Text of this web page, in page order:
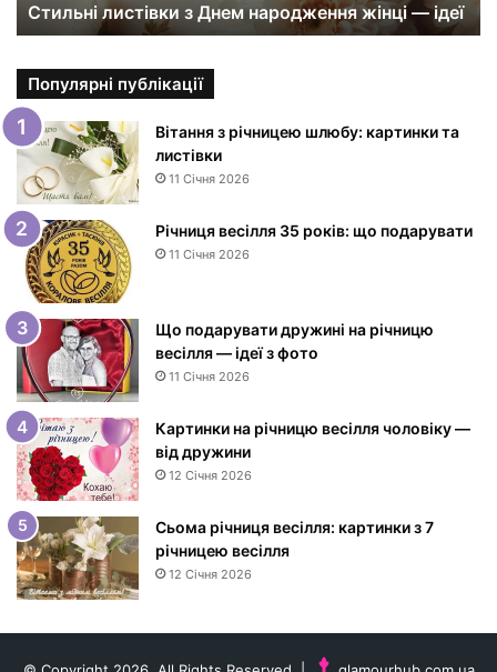
т
к
и
з
Д
н
е
м
р
о
д
ж
е
н
н
я
ж
і
н
ц
і
д
Стильні листівки з Днем народження жінці — ідеї
Популярні публікації
Вітання з річницею шлюбу: картинки та
листівки
11 Січня 2026
Річниця весілля 35 років: що подарувати
11 Січня 2026
Що подарувати дружині на річницю
весілля — ідеї з фото
11 Січня 2026
Картинки на річницю весілля чоловіку —
від дружини
12 Січня 2026
Сьома річниця весілля: картинки з 7
річницею весілля
12 Січня 2026